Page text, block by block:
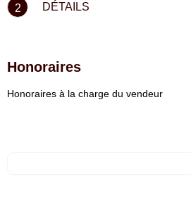
2 DÉTAILS
Honoraires
Honoraires à la charge du vendeur